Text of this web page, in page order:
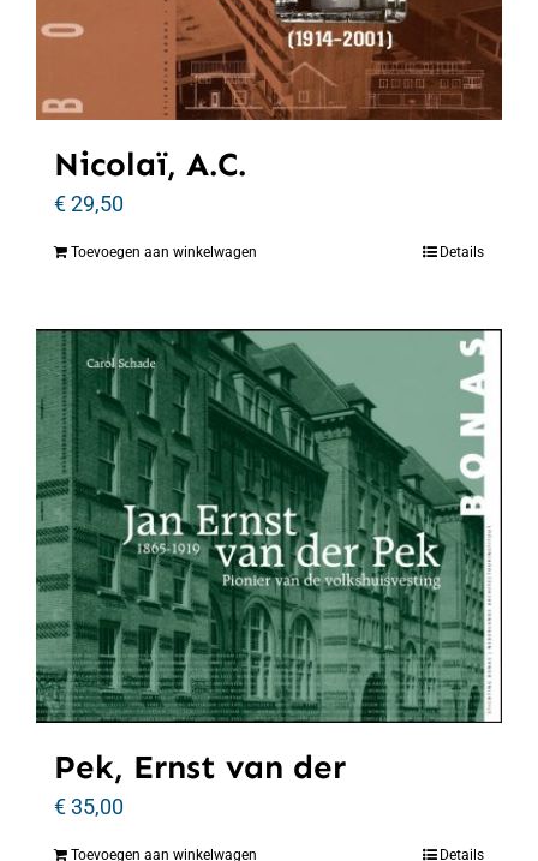
Nicolaï, A.C.
€29,50
Toevoegen aan winkelwagen Details
Pek, Ernst van der
€35,00
Toevoegen aan winkelwagen Details